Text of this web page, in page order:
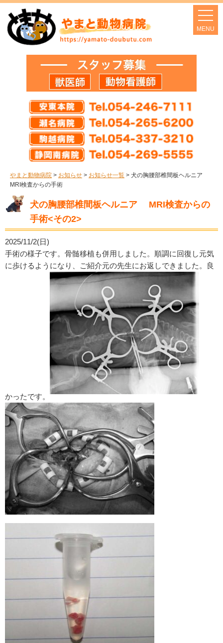
やまと動物病院 > お知らせ > お知らせ一覧 > 犬の胸腰部椎間板ヘルニア
MRI検査からの手術
犬の胸腰部椎間板ヘルニア MRI検査からの
手術<その2>
2025/11/2(日)
手術の様子です。骨髄移植も併用しました。順調に回復し元気
に歩けるようになり、ご紹介元の先生にお返しできました。良
かったです。